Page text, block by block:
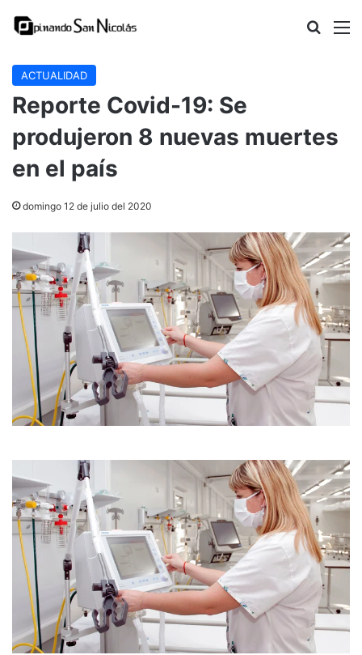
Buscar
ACTUALIDAD
Reporte Covid-19: Se
produjeron 8 nuevas muertes
en el país
domingo 12 de julio del 2020